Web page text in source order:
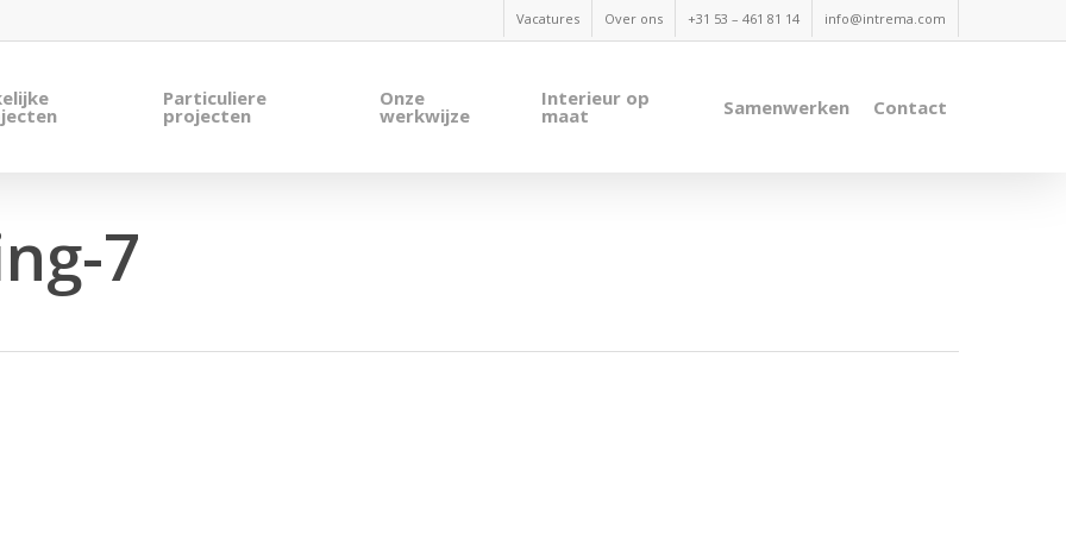
Vacatures Over ons +31 53 – 461 81 14 info@intrema.com
Particuliere
projecten
Onze
werkwijze
Interieur op
maat Samenwerken Contact
7